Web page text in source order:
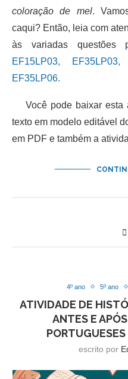
coloração de mel.
caqui? Então, leia com
às variadas questões
EF15LP03,
EF35LP06.
Você pode baixar esta
texto em modelo editável
em PDF e também a
4º ano 5º ano
ATIVIDADE DE
ANTES E
escrito por